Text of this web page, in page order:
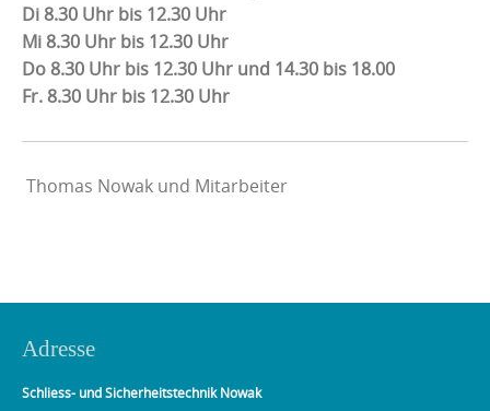
Di 8.30 Uhr bis 12.30 Uhr
Mi 8.30 Uhr bis 12.30 Uhr
Do 8.30 Uhr bis 12.30 Uhr und 14.30 bis 18.00
Fr. 8.30 Uhr bis 12.30 Uhr
Thomas Nowak und Mitarbeiter
Adresse
Schliess- und Sicherheitstechnik Nowak